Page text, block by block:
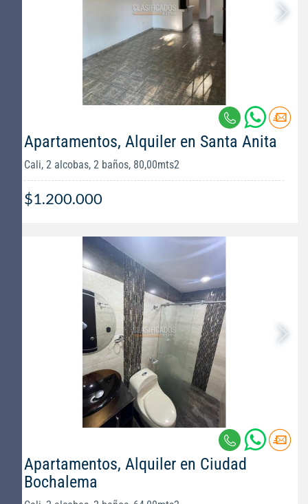
Apartamentos, Alquiler en Santa Anita
Cali, 2 alcobas, 2 baños, 80,00mts2
$1.200.000
Apartamentos, Alquiler en Ciudad
Bochalema